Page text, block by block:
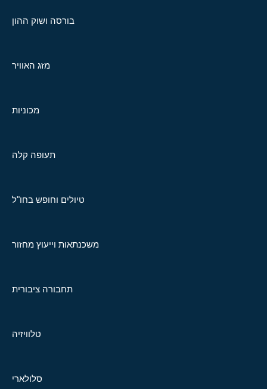
בורסה ושוק ההון
מזג האוויר
מכוניות
תעופה קלה
טיולים וחופש בחו"ל
משכנתאות וייעוץ מחזור
תחבורה ציבורית
טלוויזיה
סלולארי